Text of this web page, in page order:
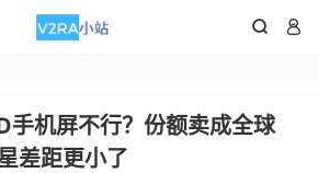
 
手机屏不行？份额卖成全球
差距更小了